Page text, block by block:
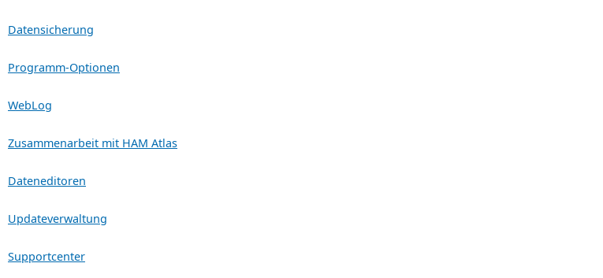
Datensicherung
Programm-Optionen
WebLog
Zusammenarbeit mit HAM Atlas
Dateneditoren
Updateverwaltung
Supportcenter